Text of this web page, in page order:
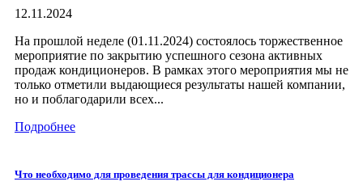
12.11.2024
На прошлой неделе (01.11.2024) состоялось торжественное
мероприятие по закрытию успешного сезона активных
продаж кондиционеров. В рамках этого мероприятия мы не
только отметили выдающиеся результаты нашей компании,
но и поблагодарили всех...
Подробнее
Что необходимо для проведения трассы для кондиционера